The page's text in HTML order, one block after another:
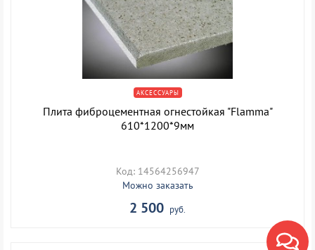
АКСЕССУАРЫ
Плита фиброцементная огнестойкая "Flamma"
610*1200*9мм
Код: 14564256947
Можно заказать
2 500 руб.